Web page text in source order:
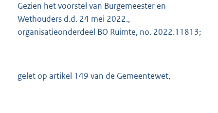
2
6
Gezien het voorstel van Burgemeester en
Wethouders d.d. 24 mei 2022.,
organisatieonderdeel BO Ruimte, no. 2022.11813;
gelet op artikel 149 van de Gemeentewet,